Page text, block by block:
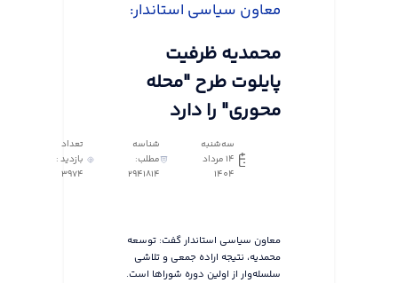
معاون سیاسی استاندار:
محمدیه ظرفیت
پایلوت طرح "محله
محوری" را دارد
سه‌شنبه
14 مرداد
1404
شناسه
مطلب:
2941814
تعداد
بازدید :
3974
معاون سیاسی استاندار گفت: توسعه
محمدیه، نتیجه اراده جمعی و تلاشی
سلسله‌وار از اولین دوره شوراها است.